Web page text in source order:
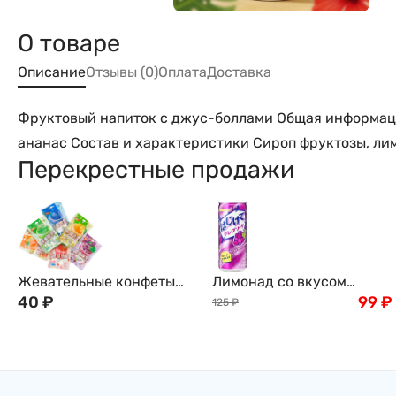
О товаре
ОписаниеОтзывы (0)ОплатаДоставка
Фруктовый напиток с джус-боллами Общая
ананас Состав и характеристики Сироп фруктозы,
Перекрестные продажи
Жевательные конфеты
XICAI Pingguo Di Li
40 ₽
Лимонад со вкусом
винограда (виноградная
125 ₽ 99₽